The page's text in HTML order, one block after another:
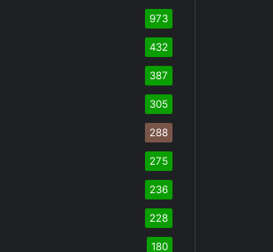
973
432
387
305
288
275
236
228
180